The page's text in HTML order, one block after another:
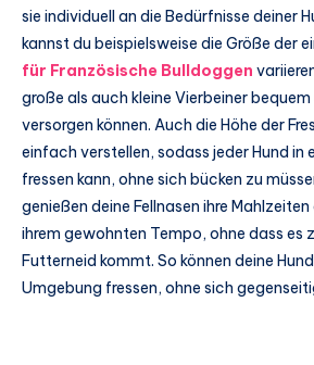
sie individuell an die Bedürfnisse deiner
kannst du beispielsweise die Größe der
für Französische Bulldoggen
große als auch kleine Vierbeiner
versorgen können. Auch die Höhe der
einfach verstellen, sodass jeder Hund in
fressen kann, ohne sich bücken zu
genießen deine Fellnasen ihre
ihrem gewohnten Tempo, ohne dass es
Futterneid kommt. So können deine
Umgebung fressen, ohne sich